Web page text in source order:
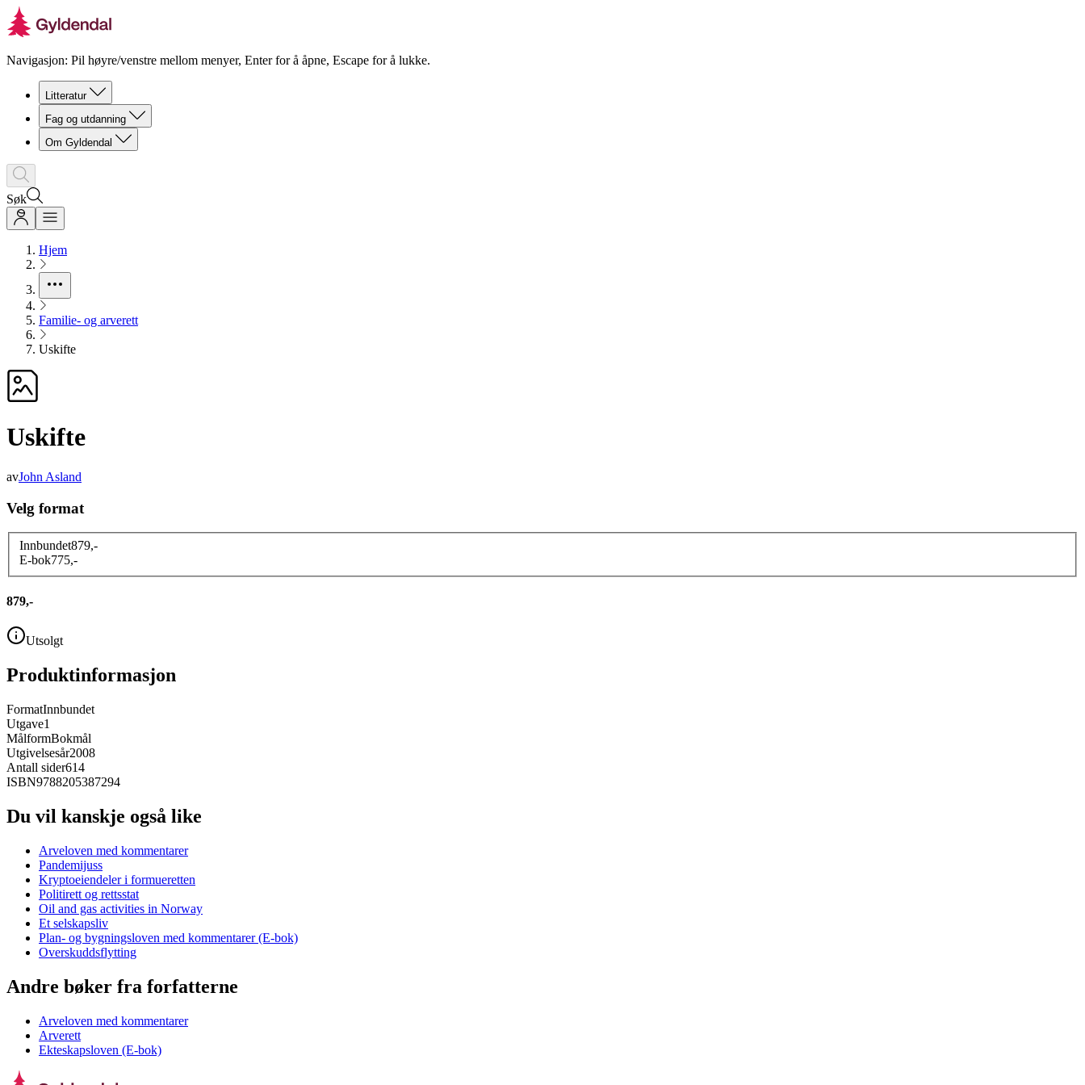
Navigasjon: Pil høyre/venstre mellom menyer, Enter for å åpne, Escape for å lukke.
Litteratur
Fag og utdanning
Om Gyldendal
Søk
Hjem
Familie- og arverett
Uskifte
Uskifte
avJohn Asland
Velg format
Innbundet879,-
E-bok775,-
879,-
Utsolgt
Produktinformasjon
FormatInnbundet
Utgave1
MålformBokmål
Utgivelsesår2008
Antall sider614
ISBN9788205387294
Du vil kanskje også like
Arveloven med kommentarer
Pandemijuss
Kryptoeiendeler i formueretten
Politirett og rettsstat
Oil and gas activities in Norway
Et selskapsliv
Plan- og bygningsloven med kommentarer (E-bok)
Overskuddsflytting
Andre bøker fra forfatterne
Arveloven med kommentarer
Arverett
Ekteskapsloven (E-bok)